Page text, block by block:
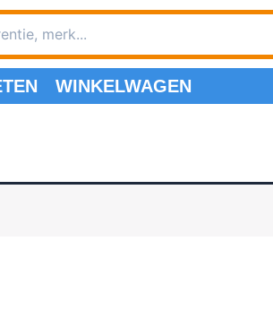
WINKELWAGEN